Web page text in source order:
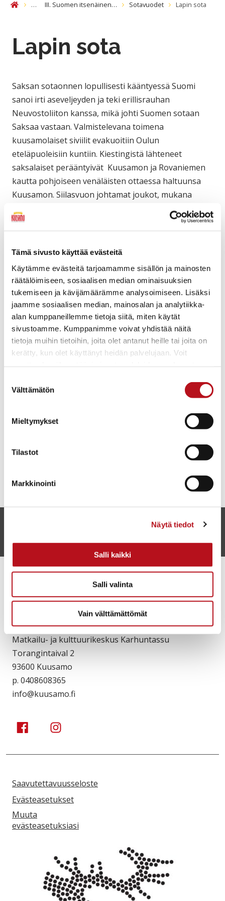
Tämä sivusto käyttää evästeitä
Käytämme evästeitä tarjoamamme sisällön ja mainosten
räätälöimiseen, sosiaalisen median ominaisuuksien
tukemiseen ja kävijämäärämme analysoimiseen. Lisäksi
jaamme sosiaalisen median, mainosalan ja analytiikka-
alan kumppaneillemme tietoja siitä, miten käytät
sivustoamme. Kumppanimme voivat yhdistää näitä
tietoja muihin tietoihin, joita olet antanut heille tai joita on
kerätty, kun olet käyttänyt heidän palvelujaan. Voit
valinta
Välttämätön
Mieltymykset
Tilastot
Markkinointi
Näytä tiedot
Salli kaikki
Salli valinta
Vain välttämättömät
Etusivu… III. Suomen itsenäinen… Sotavuodet Lapin sota
Lapin sota
Saksan sotaonnen lopullisesti kääntyessä Suomi
sanoi irti aseveljeyden ja teki erillisrauhan
Neuvostoliiton kanssa, mikä johti Suomen sotaan
Saksaa vastaan. Valmistelevana toimena
kuusamolaiset siviilit evakuoitiin Oulun
eteläpuoleisiin kuntiin. Kiestingistä lähteneet
saksalaiset perääntyivät Kuusamon ja Rovaniemen
kautta pohjoiseen venäläisten ottaessa haltuunsa
Kuusamon. Siilasvuon johtamat joukot, mukana
myös Kuusamon miehiä, ajoivat saksalaisia takaa.
Nämä Lapin sodan taistelut kestivät huhtikuulle 1945
Norjaan. Taakseen saksalaiset joukot jättivät
saksalaisten joukkojen totaalisesti tuhoamia
kohteita.
Ensimmäiset kuusamolaiset siviilit palasivat kotiin
marraskuussa 1944, suurin osa kesään 1945
mennessä. Palatessaan useimmat löysivät kotinsa
poltettuina, vain muutamat sivukylät olivat säilyneet
tuholta.
Edessä palaajilla oli jättiläismäinen jälleenrakennus.
yhteensä 401 kuusamolaista.
Matkailu- ja kulttuurikeskus Karhuntassu
Torangintaival 2
93600 Kuusamo
p. 0408608365
info@kuusamo.fi
Kuusamo Karhuntassu
Kuusamo Karhuntassu
Saavutettavuusseloste
Evästeasetukset
Muuta
evästeasetuksiasi